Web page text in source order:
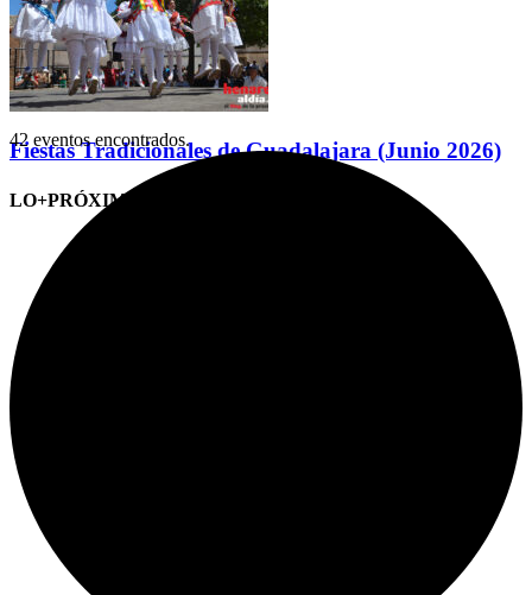
Fiestas Tradicionales de Guadalajara (Junio 2026)
LO+PRÓXIMO (CITAS)
42 eventos encontrados.